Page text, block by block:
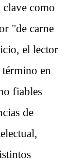
como
"de carne
el lector
en
fiables
de